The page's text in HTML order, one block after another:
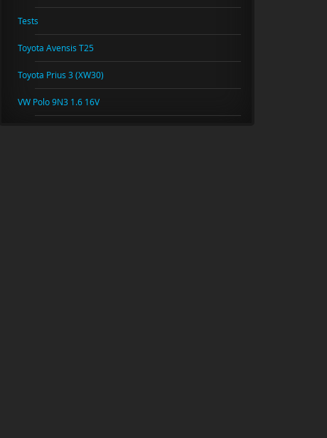
Tests
Toyota Avensis T25
Toyota Prius 3 (XW30)
VW Polo 9N3 1.6 16V